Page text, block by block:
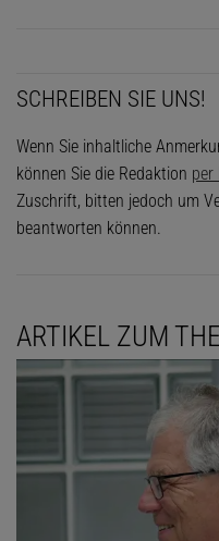
SCHREIBEN SIE UNS!
Wenn Sie inhaltliche
können Sie die Redaktion per
Zuschrift, bitten jedoch um
beantworten können.
ARTIKEL ZUM